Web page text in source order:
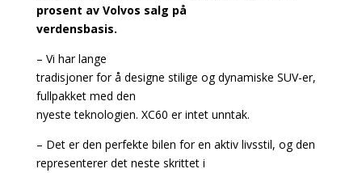
prosent av Volvos salg på
verdensbasis.
– Vi har lange
tradisjoner for å designe stilige og dynamiske SUV-er,
fullpakket med den
nyeste teknologien. XC60 er intet unntak.
– Det er den perfekte bilen for en aktiv livsstil, og den
representerer det neste skrittet i